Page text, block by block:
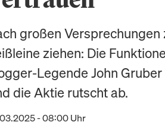
großen
ziehen: Die
Legende John
die Aktie rutscht ab.
- 08:00 Uhr